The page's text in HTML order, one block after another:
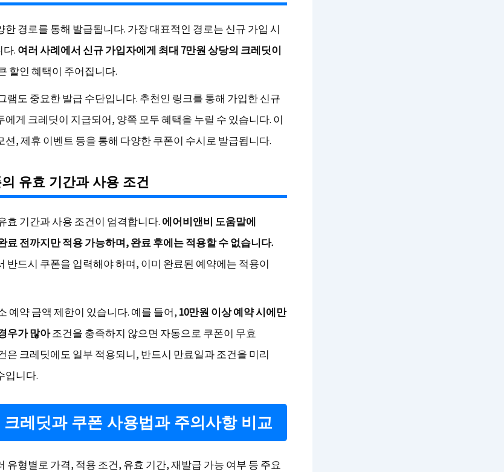
한 경로를 통해 발급됩니다. 가장 대표적인 경로는 신규 가입 시
. 여러 사례에서 신규 가입자에게 최대 7만원 상당의 크레딧이
할인 혜택이 주어집니다.
램도 중요한 발급 수단입니다. 추천인 링크를 통해 가입한 신규
에게 크레딧이 지급되어, 양쪽 모두 혜택을 누릴 수 있습니다. 이
션, 제휴 이벤트 등을 통해 다양한 쿠폰이 수시로 발급됩니다.
유효 기간과 사용 조건
효 기간과 사용 조건이 엄격합니다. 에어비앤비 도움말에
료 전까지만 적용 가능하며, 완료 후에는 적용할 수 없습니다.
반드시 쿠폰을 입력해야 하며, 이미 완료된 예약에는 적용이
예약 금액 제한이 있습니다. 예를 들어, 10만원 이상 예약 시에만
우가 많아조건을 충족하지 않으면 자동으로 쿠폰이 무효
은 크레딧에도 일부 적용되니, 반드시 만료일과 조건을 미리
입니다.
레딧과 쿠폰 사용법과 주의사항 비교
유형별로 가격, 적용 조건, 유효 기간, 재발급 가능 여부 등 주요